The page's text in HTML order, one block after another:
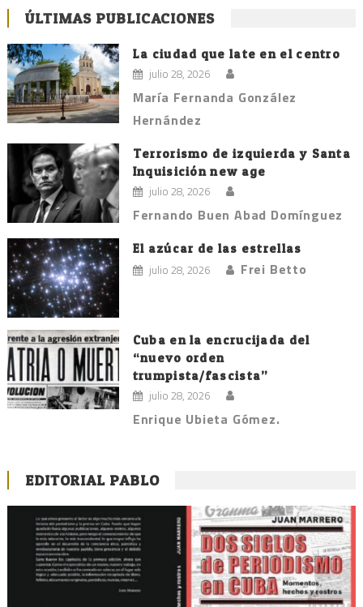
ÚLTIMAS PUBLICACIONES
La ciudad que late en el centro
julio 28, 2026
María Fernanda González
Hernández
Terrorismo de izquierda y Santa
Inquisición new age
julio 28, 2026
Fernando Buen Abad Domínguez
El azúcar de las estrellas
julio 28, 2026 Frei Betto
Cuba en la encrucijada del
“nuevo orden
trumpista/fascista”
julio 28, 2026
Enrique Ubieta Gómez.
EDITORIAL PABLO